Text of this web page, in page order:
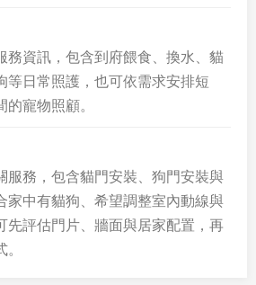
務資訊，包含到府餵食、換水、貓
等日常照護，也可依需求安排短
寵物照顧。
服務，包含貓門安裝、狗門安裝與
家中有貓狗、希望調整室內動線與
先評估門片、牆面與居家配置，再